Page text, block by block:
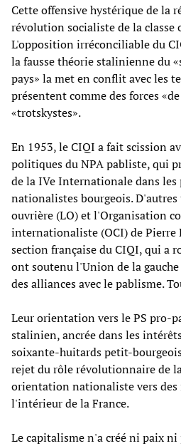
Cette offensive hystérique de la
révolution socialiste de la classe
L'opposition irréconciliable du
la fausse théorie stalinienne du
pays» la met en conflit avec les
présentent comme des forces
«trotskystes».
En 1953, le CIQI a fait scission
politiques du NPA pabliste, qui
de la IVe Internationale dans
nationalistes bourgeois.
ouvrière (LO) et l'Organisation
internationaliste (OCI) de Pierre
section française du CIQI, qui a
ont soutenu l'Union de la
des alliances avec le pablisme.
Leur orientation vers le PS pro-
stalinien, ancrée dans les
soixante-huitards petit-
rejet du rôle révolutionnaire de
orientation nationaliste vers
l'intérieur de la France.
Le capitalisme n'a créé ni paix